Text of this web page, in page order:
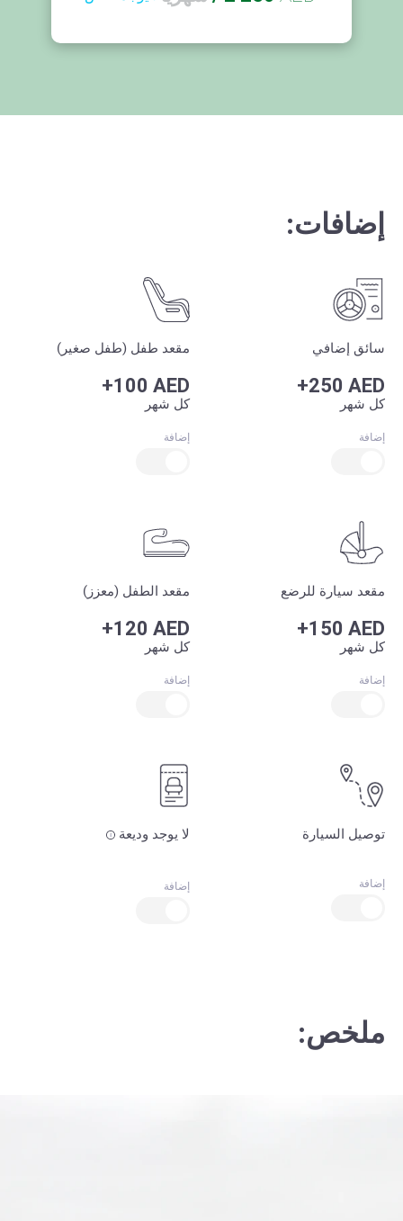
إضافات:
سائق إضافي
+250 AED
كل شهر
إضافة
مقعد طفل (طفل صغير)
+100 AED
كل شهر
إضافة
مقعد سيارة للرضع
+150 AED
كل شهر
إضافة
مقعد الطفل (معزز)
+120 AED
كل شهر
إضافة
توصيل السيارة
إضافة
لا يوجد وديعة
إضافة
ملخص: